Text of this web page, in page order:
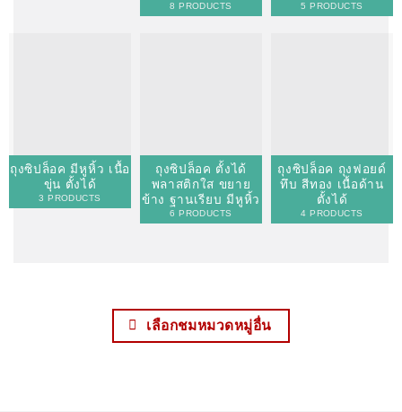
8 PRODUCTS 5 PRODUCTS
ถุงซิปล็อค มีหูหิ้ว เนื้อ
ขุ่น ตั้งได้
3 PRODUCTS
ถุงซิปล็อค ตั้งได้
พลาสติกใส ขยาย
ข้าง ฐานเรียบ มีหูหิ้ว
6 PRODUCTS
ถุงซิปล็อค ถุงฟอยด์
ทึบ สีทอง เนื้อด้าน
ตั้งได้
4 PRODUCTS
เลือกชมหมวดหมู่อื่น